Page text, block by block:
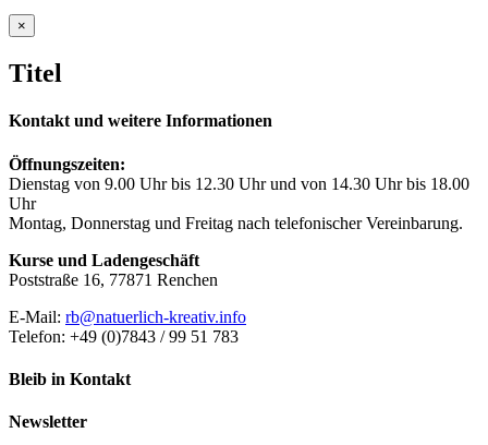
Close
product
view
×
Titel
Kontakt und weitere Informationen
Öffnungszeiten:
Dienstag von 9.00 Uhr bis 12.30 Uhr und von 14.30 Uhr bis 18.00
Uhr
Montag, Donnerstag und Freitag nach telefonischer Vereinbarung.
Kurse und Ladengeschäft
Poststraße 16, 77871 Renchen
E-Mail: rb@natuerlich-kreativ.info
Telefon: +49 (0)7843 / 99 51 783
Bleib in Kontakt
Newsletter